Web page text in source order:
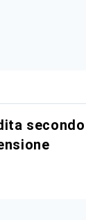
secondo